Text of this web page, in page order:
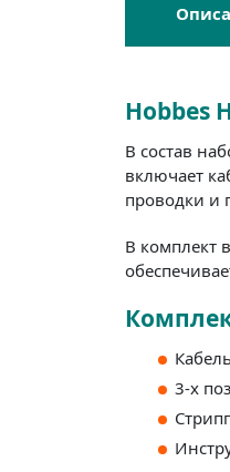
Hobbes
В состав
включает
проводки и
В комплект
3-х